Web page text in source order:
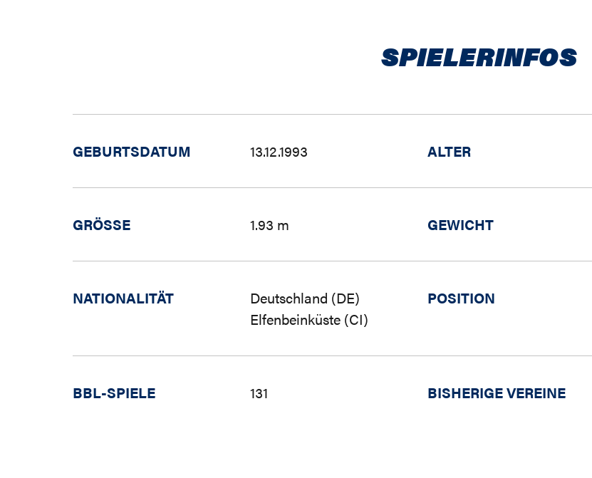
SPIELERINFOS
GEBURTSDATUM 13.12.1993 ALTER
GRÖSSE 1.93 m GEWICHT
NATIONALITÄT
Deutschland (DE)
Elfenbeinküste (CI)
POSITION
BBL-SPIELE 131 BISHERIGE VEREINE